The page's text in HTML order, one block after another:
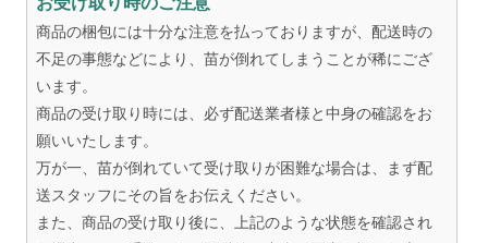
商品の梱包には十分な注意を払っておりますが、配送時の
不足の事態などにより、苗が倒れてしまうことが稀にござ
います。
商品の受け取り時には、必ず配送業者様と中身の確認をお
願いいたします。
万が一、苗が倒れていて受け取りが困難な場合は、まず配
送スタッフにその旨をお伝えください。
また、商品の受け取り後に、上記のような状態を確認され